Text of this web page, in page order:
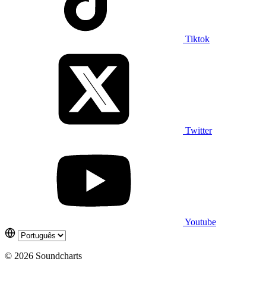
Tiktok
Twitter
Youtube
© 2026 Soundcharts